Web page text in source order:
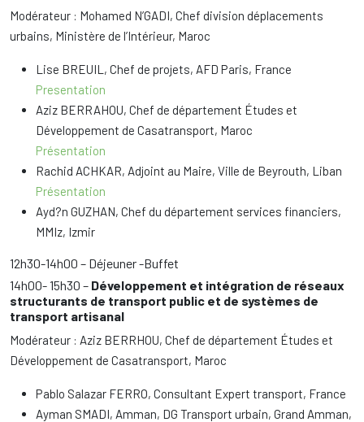
Modérateur : Mohamed N’GADI, Chef division déplacements
urbains, Ministère de l’Intérieur, Maroc
Lise BREUIL, Chef de projets, AFD Paris, France
Presentation
Aziz BERRAHOU, Chef de département Études et
Développement de Casatransport, Maroc
Présentation
Rachid ACHKAR, Adjoint au Maire, Ville de Beyrouth, Liban
Présentation
Ayd?n GUZHAN, Chef du département services financiers,
MMIz, Izmir
12h30-14h00 – Déjeuner -Buffet
14h00- 15h30 – Développement et intégration de réseaux
structurants de transport public et de systèmes de
transport artisanal
Modérateur : Aziz BERRHOU, Chef de département Études et
Développement de Casatransport, Maroc
Pablo Salazar FERRO, Consultant Expert transport, France
Ayman SMADI, Amman, DG Transport urbain, Grand Amman,